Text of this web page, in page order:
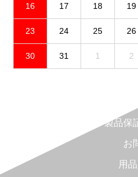
16 17 18 19
23 24 25 26
30 31 1 2
プライバ
製品保
お
用